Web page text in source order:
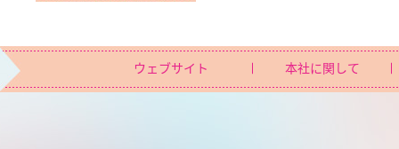
ウェブサイト 本社に関して